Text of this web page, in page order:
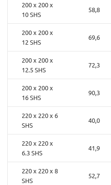
200 x 200 x
10 SHS
58,8
200 x 200 x
12 SHS
69,6
200 x 200 x
12.5 SHS
72,3
200 x 200 x
16 SHS
90,3
220 x 220 x 6
SHS
40,0
220 x 220 x
6.3 SHS
41,9
220 x 220 x 8
SHS
52,7